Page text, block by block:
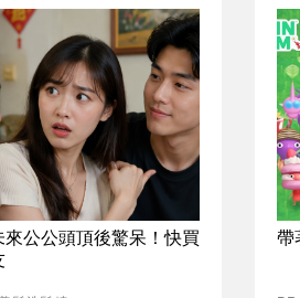
公公頭頂後驚呆！快買
帶